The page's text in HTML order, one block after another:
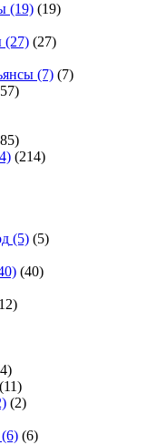
(19) (19)
(27) (27)
(7) (7)
(214)
(5) (5)
(40)
(11)
(2)
(6) (6)